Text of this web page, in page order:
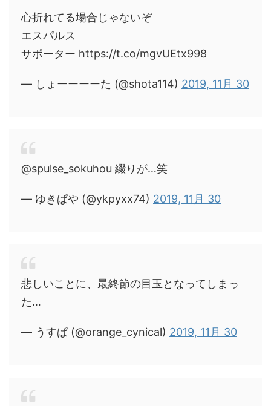
心折れてる場合じゃないぞ
エスパルス
サポーター https://t.co/mgvUEtx998
— しょーーーーた (@shota114) 2019, 11月 30
@spulse_sokuhou 綴りが…笑
— ゆきぱや (@ykpyxx74) 2019, 11月 30
悲しいことに、最終節の目玉となってしまっ
た…
— うすぱ (@orange_cynical) 2019, 11月 30